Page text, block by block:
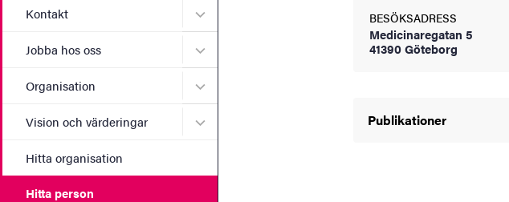
Kontakt Undermeny för Kontakt
Jobba hos oss Undermeny för Jobba hos oss
Organisation Undermeny för Organisation
Vision och värderingar Undermeny för Vision och värderingar
Hitta organisation
Hitta person
BESÖKSADRESS
Medicinaregatan 5
41390 Göteborg
Publikationer